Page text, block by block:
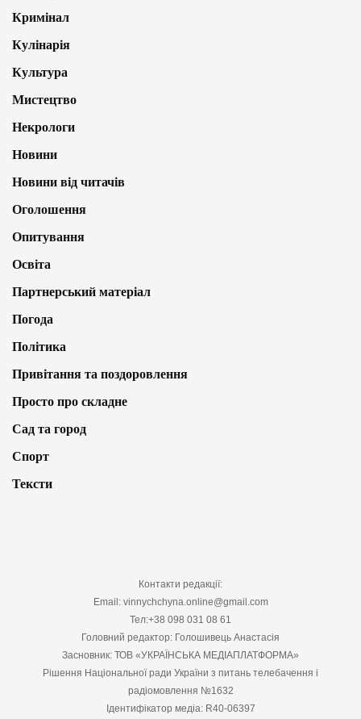
Кримінал
Кулінарія
Культура
Мистецтво
Некрологи
Новини
Новини від читачів
Оголошення
Опитування
Освіта
Партнерський матеріал
Погода
Політика
Привітання та поздоровлення
Просто про складне
Сад та город
Спорт
Тексти
Контакти редакції:
Email: vinnychchyna.online@gmail.com
Тел:+38 098 031 08 61
Головний редактор: Голошивець Анастасія
Засновник: ТОВ «УКРАЇНСЬКА МЕДІАПЛАТФОРМА»
Рішення Національної ради України з питань телебачення і
радіомовлення №1632
Ідентифікатор медіа: R40-06397